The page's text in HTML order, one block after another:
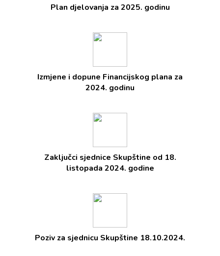
Plan djelovanja za 2025. godinu
Izmjene i dopune Financijskog plana za
2024. godinu
Zaključci sjednice Skupštine od 18.
listopada 2024. godine
Poziv za sjednicu Skupštine 18.10.2024.